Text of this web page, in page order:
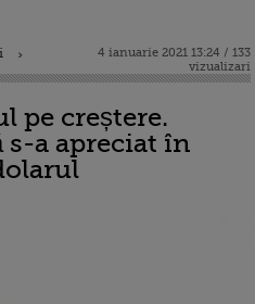
4 ianuarie 2021 13:24 / 133
vizualizari
pe creștere.
s-a apreciat în